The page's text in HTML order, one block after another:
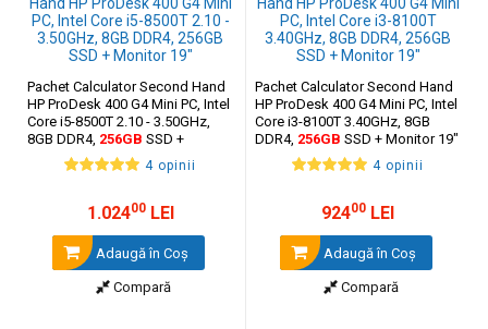
Pachet Calculator Second Hand
HP ProDesk 400 G4 Mini PC, Intel
Core i5-8500T 2.10 - 3.50GHz,
8GB DDR4, 256GB SSD +
Monitor 19"
4 opinii
1.02400LEI
Adaugă în Coş
Compară
Pachet Calculator Second Hand
HP ProDesk 400 G4 Mini PC, Intel
Core i3-8100T 3.40GHz, 8GB
DDR4, 256GB SSD + Monitor 19"
4 opinii
92400 LEI
Adaugă în Coş
Compară